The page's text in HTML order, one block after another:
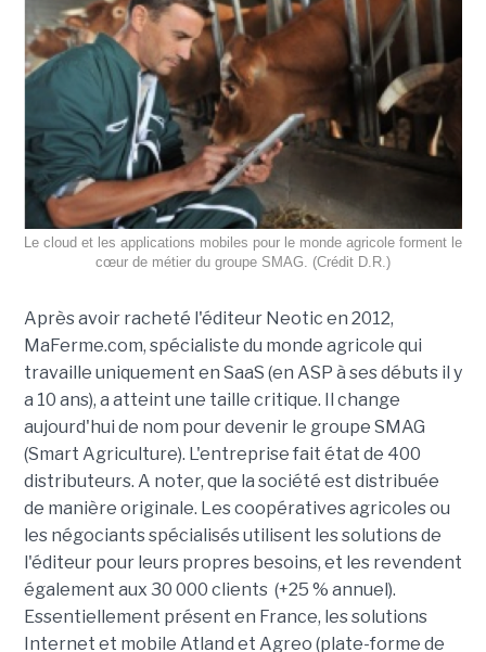
Le cloud et les applications mobiles pour le monde agricole forment le
cœur de métier du groupe SMAG. (Crédit D.R.)
Après avoir racheté l'éditeur Neotic en 2012,
MaFerme.com, spécialiste du monde agricole qui
travaille uniquement en SaaS (en ASP à ses débuts il y
a 10 ans), a atteint une taille critique. Il change
aujourd'hui de nom pour devenir le groupe SMAG
(Smart Agriculture). L'entreprise fait état de 400
distributeurs. A noter, que la société est distribuée
de manière originale. Les coopératives agricoles ou
les négociants spécialisés utilisent les solutions de
l'éditeur pour leurs propres besoins, et les revendent
également aux 30 000 clients (+25 % annuel).
Essentiellement présent en France, les solutions
Internet et mobile Atland et Agreo (plate-forme de